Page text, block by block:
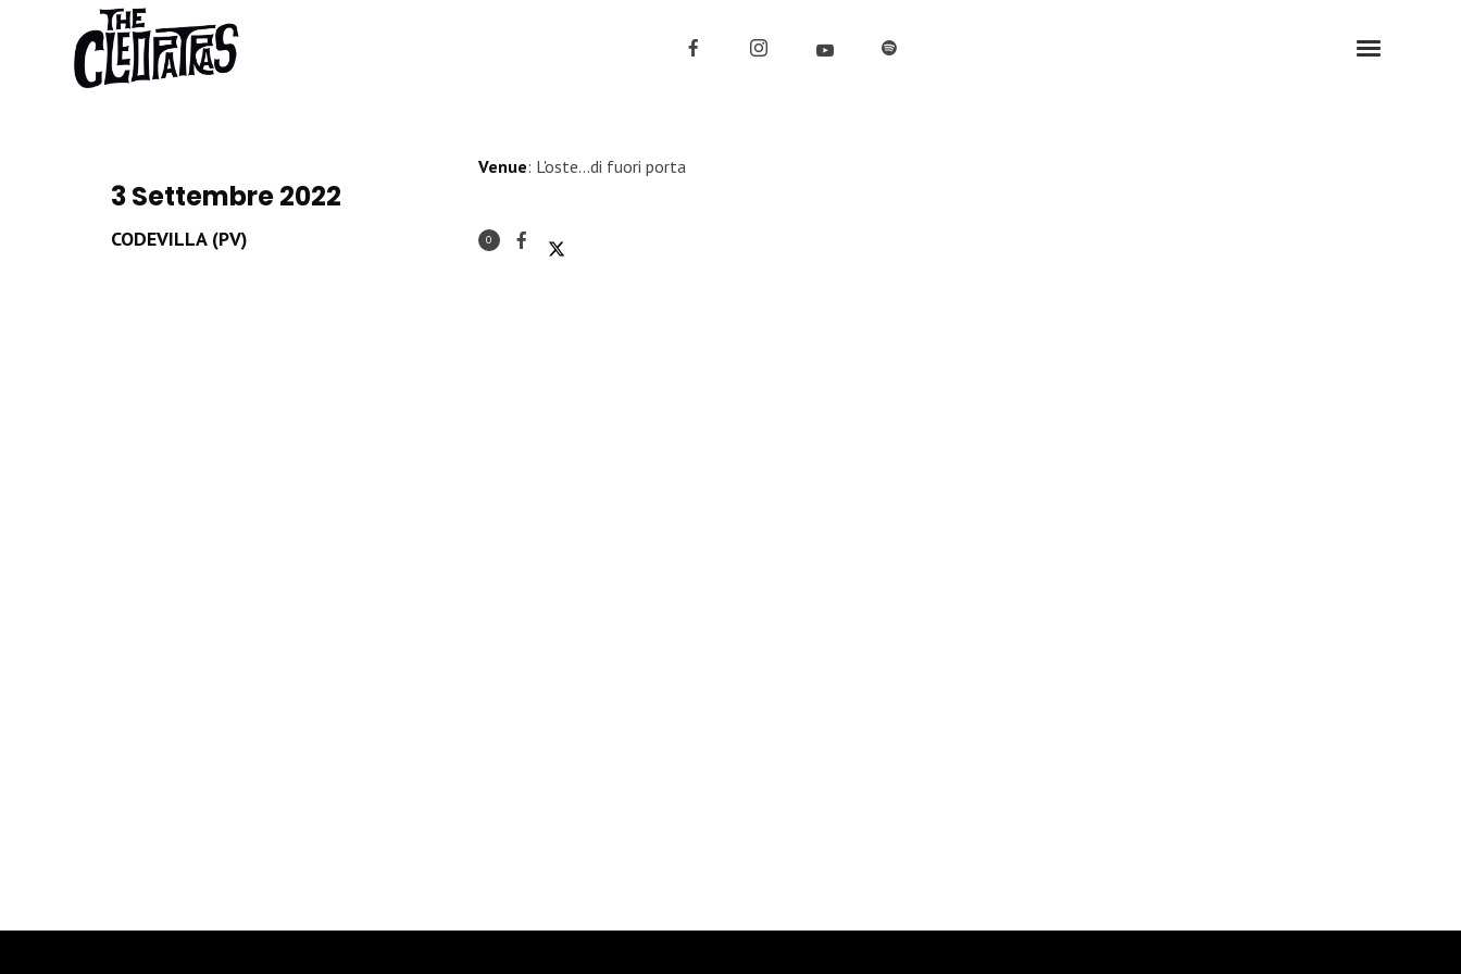
3 Settembre 2022
CODEVILLA (PV)
Venue: L'oste...di fuori porta
0